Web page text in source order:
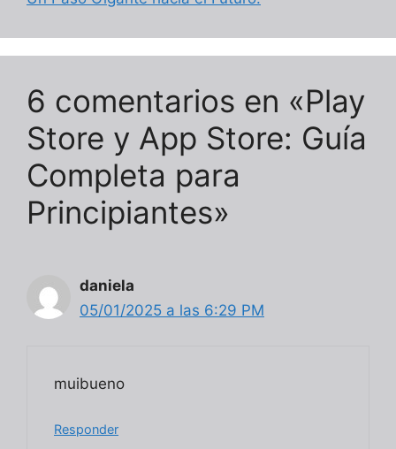
6 comentarios en «Play
Store y App Store: Guía
Completa para
Principiantes»
daniela
05/01/2025 a las 6:29 PM
muibueno
Responder